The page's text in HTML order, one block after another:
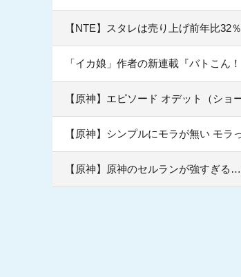
【NTE】スタレは売り上げ前年比
「イカ娘」作者の新連載『バトこん
【原神】エピソード オデット（シ
【原神】シンプルにモラが無い モラ
【原神】原神のセルランが強すぎる